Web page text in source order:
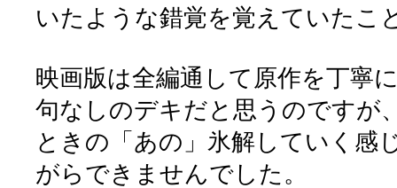
いたような錯覚を覚えていたこ
映画版は全編通して原作を丁寧
句なしのデキだと思うのですが
ときの「あの」氷解していく感
がらできませんでした。